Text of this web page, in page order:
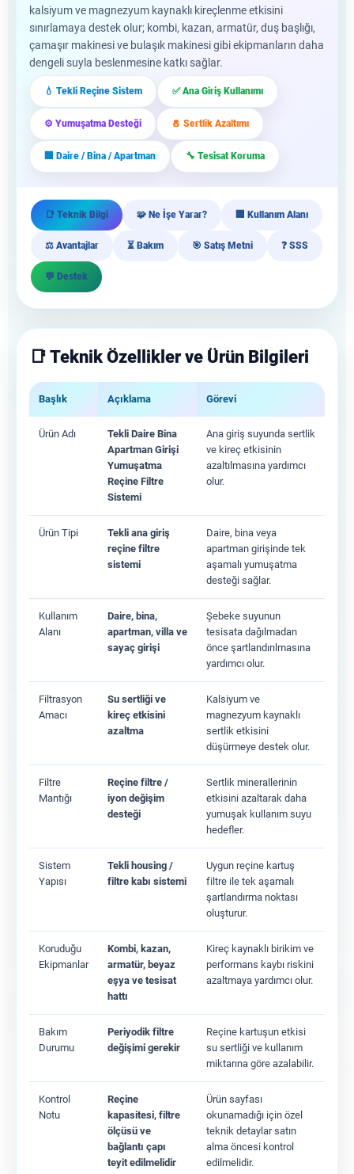
kalsiyum ve magnezyum kaynaklı kireçlenme etkisini
sınırlamaya destek olur; kombi, kazan, armatür, duş başlığı,
çamaşır makinesi ve bulaşık makinesi gibi ekipmanların daha
dengeli suyla beslenmesine katkı sağlar.
💧 Tekli Reçine Sistem ✅ Ana Giriş Kullanımı
⚙️ Yumuşatma Desteği 🧂 Sertlik Azaltımı
🏢 Daire / Bina / Apartman 🔧 Tesisat Koruma
📑 Teknik Bilgi 🧩 Ne İşe Yarar? 🏢 Kullanım Alanı
⚖️ Avantajlar ⏳ Bakım 🎯 Satış Metni ❓ SSS
💬 Destek
📑 Teknik Özellikler ve Ürün Bilgileri
Başlık Açıklama Görevi
Ürün Adı
Tekli Daire Bina
Apartman Girişi
Yumuşatma
Reçine Filtre
Sistemi
Ana giriş suyunda sertlik
ve kireç etkisinin
azaltılmasına yardımcı
olur.
Ürün Tipi
Tekli ana giriş
reçine filtre
sistemi
Daire, bina veya
apartman girişinde tek
aşamalı yumuşatma
desteği sağlar.
Kullanım
Alanı
Daire, bina,
apartman, villa ve
sayaç girişi
Şebeke suyunun
tesisata dağılmadan
önce şartlandırılmasına
yardımcı olur.
Filtrasyon
Amacı
Su sertliği ve
kireç etkisini
azaltma
Kalsiyum ve
magnezyum kaynaklı
sertlik etkisini
düşürmeye destek olur.
Filtre
Mantığı
Reçine filtre /
iyon değişim
desteği
Sertlik minerallerinin
etkisini azaltarak daha
yumuşak kullanım suyu
hedefler.
Sistem
Yapısı
Tekli housing /
filtre kabı sistemi
Uygun reçine kartuş
filtre ile tek aşamalı
şartlandırma noktası
oluşturur.
Koruduğu
Ekipmanlar
Kombi, kazan,
armatür, beyaz
eşya ve tesisat
hattı
Kireç kaynaklı birikim ve
performans kaybı riskini
azaltmaya yardımcı olur.
Bakım
Durumu
Periyodik filtre
değişimi gerekir
Reçine kartuşun etkisi
su sertliği ve kullanım
miktarına göre azalabilir.
Kontrol
Notu
Reçine
kapasitesi, filtre
ölçüsü ve
bağlantı çapı
teyit edilmelidir
Ürün sayfası
okunamadığı için özel
teknik detaylar satın
alma öncesi kontrol
edilmelidir.